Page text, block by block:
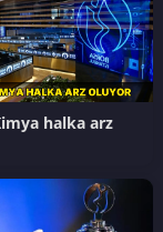
halka arz